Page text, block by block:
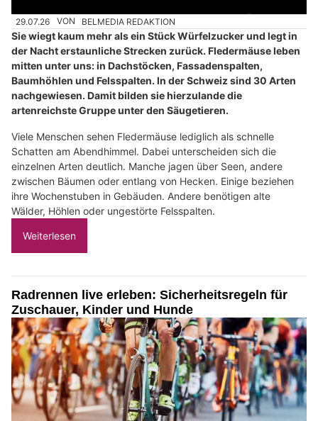
29.07.26 VON BELMEDIA REDAKTION
Sie wiegt kaum mehr als ein Stück Würfelzucker und legt in
der Nacht erstaunliche Strecken zurück. Fledermäuse leben
mitten unter uns: in Dachstöcken, Fassadenspalten,
Baumhöhlen und Felsspalten. In der Schweiz sind 30 Arten
nachgewiesen. Damit bilden sie hierzulande die
artenreichste Gruppe unter den Säugetieren.
Viele Menschen sehen Fledermäuse lediglich als schnelle
Schatten am Abendhimmel. Dabei unterscheiden sich die
einzelnen Arten deutlich. Manche jagen über Seen, andere
zwischen Bäumen oder entlang von Hecken. Einige beziehen
ihre Wochenstuben in Gebäuden. Andere benötigen alte
Wälder, Höhlen oder ungestörte Felsspalten.
Weiterlesen
Radrennen live erleben: Sicherheitsregeln für
Zuschauer, Kinder und Hunde